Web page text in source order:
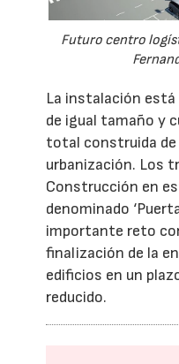
Futuro centro
La instalación
de igual tamaño y
total construida de
urbanización. Los
Construcción en
denominado
importante reto
finalización de la
edificios en un
reducido.